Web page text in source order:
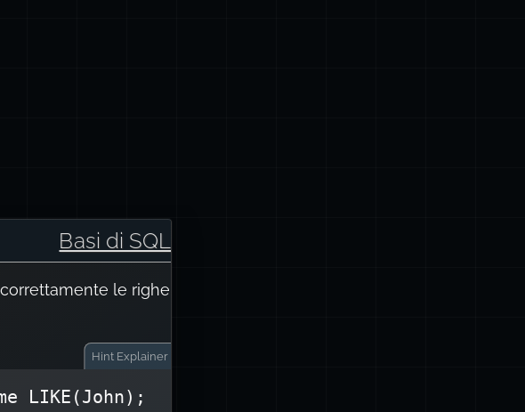
Basi di SQL
le righe
Hint Explainer
LIKE(John);